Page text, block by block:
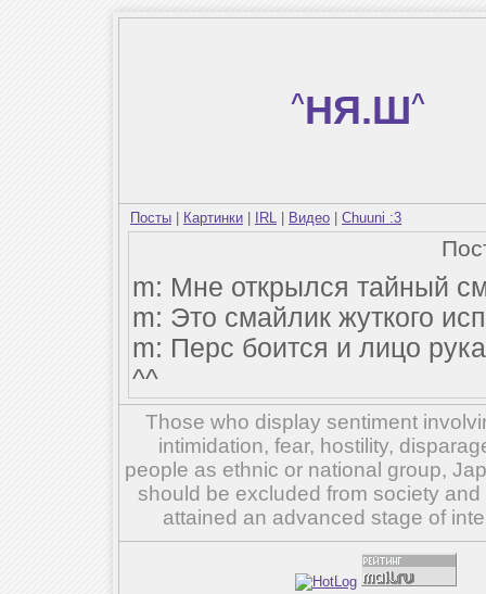
^НЯ.Ш^
Посты Картинки IRL Видео Chuuni :3
m: Мне открылся тайный
m: Это смайлик жуткого
m: Перс боится и лицо
^^
Those who display sentiment
intimidation, fear, hostility,
people as ethnic or national group,
should be excluded from society
attained an advanced stage of